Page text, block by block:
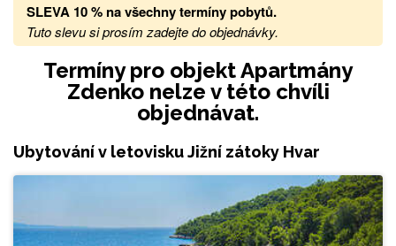
SLEVA 10 % na všechny termíny pobytů.
Tuto slevu si prosím zadejte do objednávky.
Termíny pro objekt Apartmány
Zdenko nelze v této chvíli
objednávat.
Ubytování v letovisku Jižní zátoky Hvar